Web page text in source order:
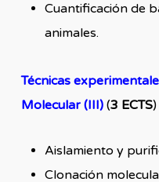
Cuantificación de
animales.
Técnicas
Molecular (III)(3 ECTS)
Aislamiento y
Clonación